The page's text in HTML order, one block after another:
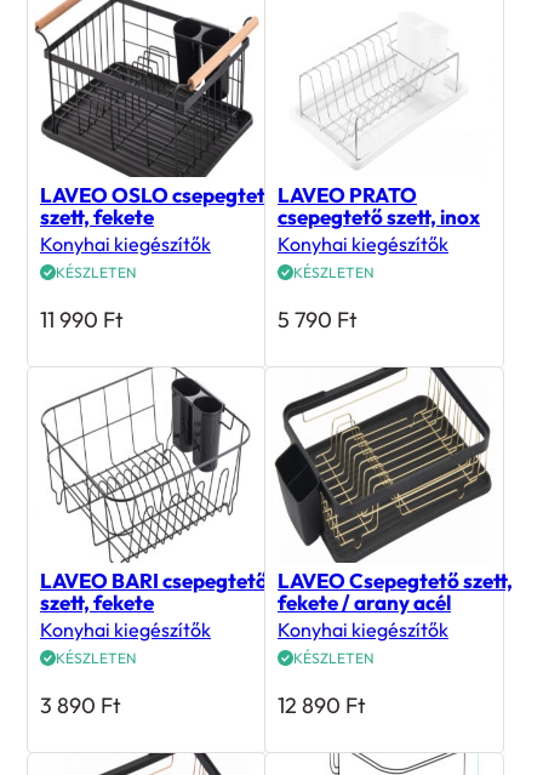
LAVEO OSLO csepegtető
szett, fekete
Konyhai kiegészítők
KÉSZLETEN
11 990 Ft
LAVEO PRATO
csepegtető szett, inox
Konyhai kiegészítők
KÉSZLETEN
5 790 Ft
LAVEO BARI csepegtető
szett, fekete
Konyhai kiegészítők
KÉSZLETEN
3 890 Ft
LAVEO Csepegtető szett,
fekete / arany acél
Konyhai kiegészítők
KÉSZLETEN
12 890 Ft